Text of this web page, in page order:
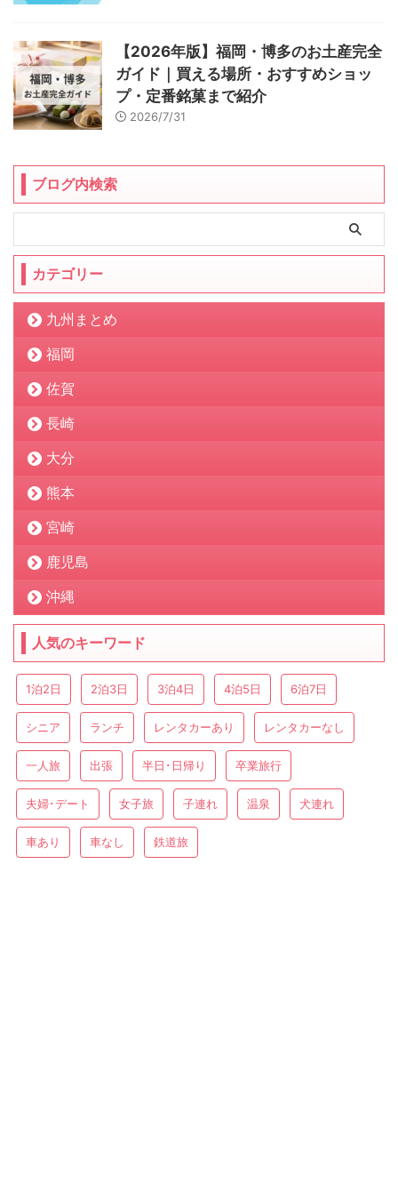
【2026年版】福岡・博多のお土産完全
ガイド｜買える場所・おすすめショッ
プ・定番銘菓まで紹介
2026/7/31
ブログ内検索
カテゴリー
九州まとめ
福岡
佐賀
長崎
大分
熊本
宮崎
鹿児島
沖縄
人気のキーワード
1泊2日 2泊3日 3泊4日 4泊5日 6泊7日
シニア ランチ レンタカーあり レンタカーなし
一人旅 出張 半日･日帰り 卒業旅行
夫婦･デート 女子旅 子連れ 温泉 犬連れ
車あり 車なし 鉄道旅